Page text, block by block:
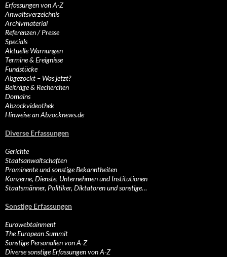
Erfassungen von A-Z
Anwaltsverzeichnis
Archivmaterial
Referenzen / Presse
Specials
Aktuelle Warnungen
Termine & Ereignisse
Fundstücke
Abgezockt – Was jetzt?
Beiträge & Recherchen
Domains
Abzockvideothek
Hinweise an Abzocknews.de
Diverse Erfassungen
Gerichte
Staatsanwaltschaften
Prominente und sonstige Bekanntheiten
Konzerne, Dienste, Unternehmen und Institutionen
Staatsmänner, Politiker, Diktatoren und sonstige…
Sonstige Erfassungen
Eurowebtainment
The European Summit
Sonstige Personalien von A-Z
Diverse sonstige Erfassungen von A-Z